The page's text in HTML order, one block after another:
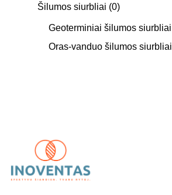
Šilumos siurbliai (0)
Geoterminiai šilumos siurbliai
Oras-vanduo šilumos siurbliai